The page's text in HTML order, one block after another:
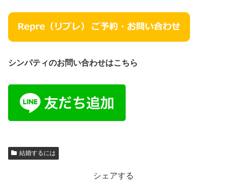
シンパティのお問い合わせはこちら
結婚するには
シェアする